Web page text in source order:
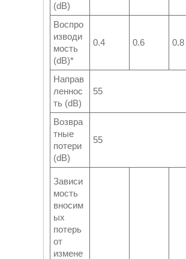
(dB)
Воспро
изводи
мость
(dB)*
0.4 0.6 0.8
Направ
леннос
ть (dB)
55
Возвра
тные
потери
(dB)
55
Зависи
мость
вносим
ых
потерь
от
измене